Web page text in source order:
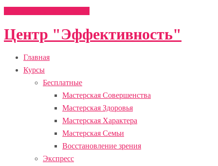
Центр "Эффективность"
Главная
Курсы
Бесплатные
Мастерская Совершенства
Мастерская Здоровья
Мастерская Характера
Мастерская Семьи
Восстановление зрения
Экспресс